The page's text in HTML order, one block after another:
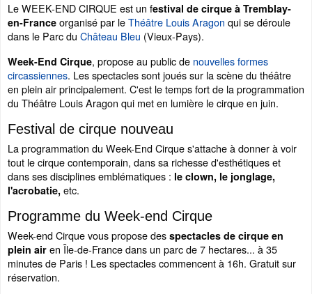
Le WEEK-END CIRQUE est un festival de cirque à Tremblay-
en-France organisé par leThéâtre Louis Aragon qui se déroule
dans le Parc du Château Bleu (Vieux-Pays).
Week-End Cirque, propose au public de nouvelles formes
circassiennes. Les spectacles sont joués sur la scène du théâtre
en plein air principalement. C'est le temps fort de la programmation
du Théâtre Louis Aragon qui met en lumière le cirque en juin.
Festival de cirque nouveau
La programmation du Week-End Cirque s'attache à donner à voir
tout le cirque contemporain, dans sa richesse d'esthétiques et
dans ses disciplines emblématiques : le clown, le jonglage,
l'acrobatie, etc.
Programme du Week-end Cirque
Week-end Cirque vous propose des spectacles de cirque en
plein air en Île-de-France dans un parc de 7 hectares... à 35
minutes de Paris ! Les spectacles commencent à 16h. Gratuit sur
réservation.